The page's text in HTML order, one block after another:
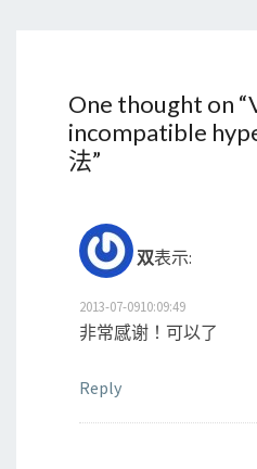
One thought on “
incompatible
法”
双表示:
2013-07-0910:09:49
非常感谢！可以了
Reply